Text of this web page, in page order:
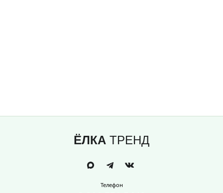
ЁЛКА ТРЕНД
Телефон